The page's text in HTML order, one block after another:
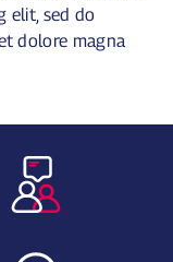
elit, sed do
dolore magna